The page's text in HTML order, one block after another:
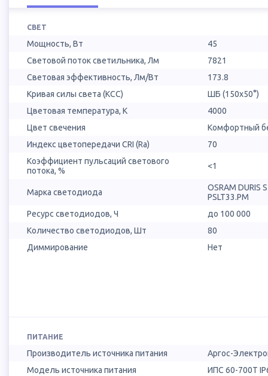
СВЕТ
Мощность, Вт
45
Световой поток светильника, Лм
7821
Световая эффективность, Лм/Вт
173.8
Кривая силы света (КСС)
ШБ (150х50°)
Цветовая температура, К
4000
Цвет свечения
Комфортный
Индекс цветопередачи CRI (Ra)
70
Коэффициент пульсаций светового
потока, %
<1
Марка светодиода
OSRAM DURIS
PSLT33.PM
Ресурс светодиодов, Ч
до 100 000
Количество светодиодов, Шт
80
Диммирование
Нет
ПИТАНИЕ
Производитель источника питания
Аргос-
Модель источника питания
ИПС 60-700Т